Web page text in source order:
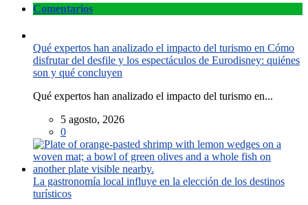
Comentarios
Qué expertos han analizado el impacto del turismo en Cómo
disfrutar del desfile y los espectáculos de Eurodisney: quiénes
son y qué concluyen
Qué expertos han analizado el impacto del turismo en...
5 agosto, 2026
0
La gastronomía local influye en la elección de los destinos
turísticos